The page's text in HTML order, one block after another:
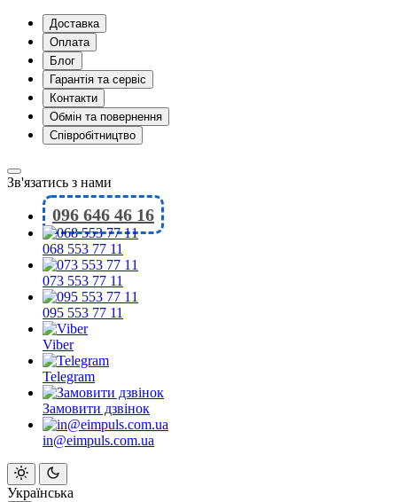
Доставка
Оплата
Блог
Гарантія та сервіс
Контакти
Обмін та повернення
Співробітництво
Зв'язатись з нами
096 646 46 16
068 553 77 11
073 553 77 11
095 553 77 11
Viber
Telegram
Замовити дзвінок
in@eimpuls.com.ua
Українська